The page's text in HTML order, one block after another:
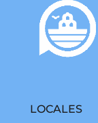
LOCALES